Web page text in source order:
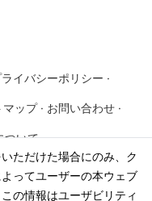
ただけた場合にのみ、ク
ってユーザーの本ウェブ
の情報はユーザビリティ
ライバシーポリシー ·
マップ · お問い合わせ ·
ついて
市場規模協会